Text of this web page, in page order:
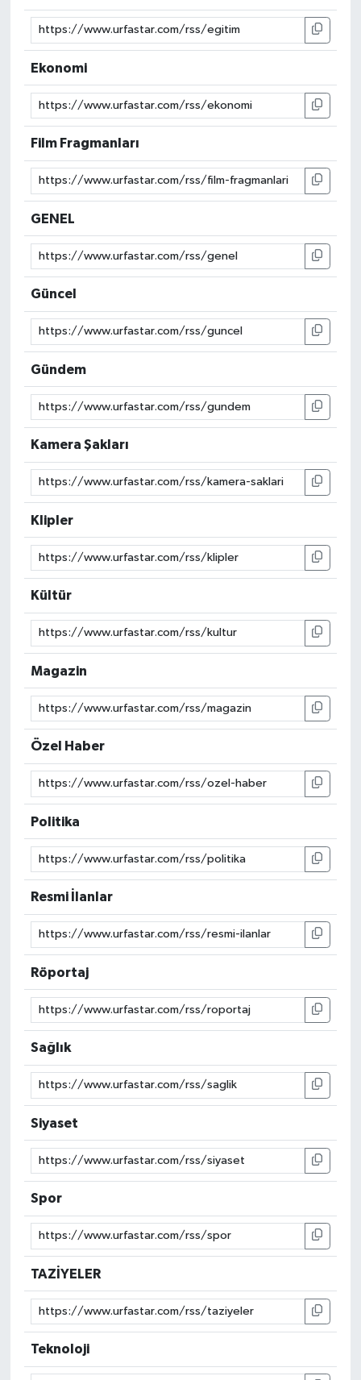
Ekonomi
Film Fragmanları
GENEL
Güncel
Gündem
Kamera Şakları
Klipler
Kültür
Magazin
Özel Haber
Politika
Resmi İlanlar
Röportaj
Sağlık
Siyaset
Spor
TAZİYELER
Teknoloji